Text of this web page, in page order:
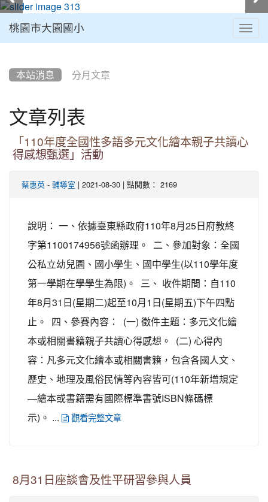
桃園市大園國小
本站消息 分月文章
文章列表
「110年度全國性多語多元文化繪本親子共讀心
得感想甄選」活動
蔡惠英 - 輔導室 | 2021-08-30 | 點閱數： 2169
說明： 一、依據臺東縣政府110年8月25日府教終
字第1100174956號函辦理。 二、參加對象：全國
公私立幼兒園、國小學生、國中學生(以110學年度
第一學期在學學生為限)。 三、 收件期間：自110
年8月31日(星期二)起至10月1日(星期五)下午四點
止。 四、參賽內容： (一) 徵件主題：多元文化繪
本或相關書籍親子共讀心得感想。 (二) 心得內
容：凡多元文化繪本或相關書籍，包含各國人文、
歷史、地理及風俗民情等內容皆可(110年新增規定
—繪本或書籍需有國際標準書號ISBN條碼標
示)。 ...
觀看完整文章
8月31日座談會及性平研習參與人員